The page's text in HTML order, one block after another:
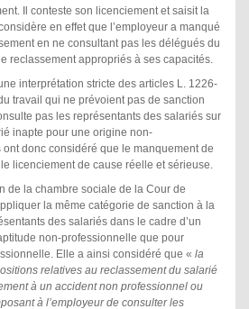
Il conteste son licenciement et saisit la
en effet que l’employeur a manqué
en ne consultant pas les délégués du
reclassement appropriés à ses capacités.
interprétation stricte des articles L. 1226-
travail qui ne prévoient pas de sanction
pas les représentants des salariés sur
inapte pour une origine non-
donc considéré que le manquement de
licenciement de cause réelle et sérieuse.
de la chambre sociale de la Cour de
la même catégorie de sanction à la
des salariés dans le cadre d’un
non-professionnelle que pour
Elle a ainsi considéré que « la
relatives au reclassement du salarié
à un accident non professionnel ou
à l’employeur de consulter les